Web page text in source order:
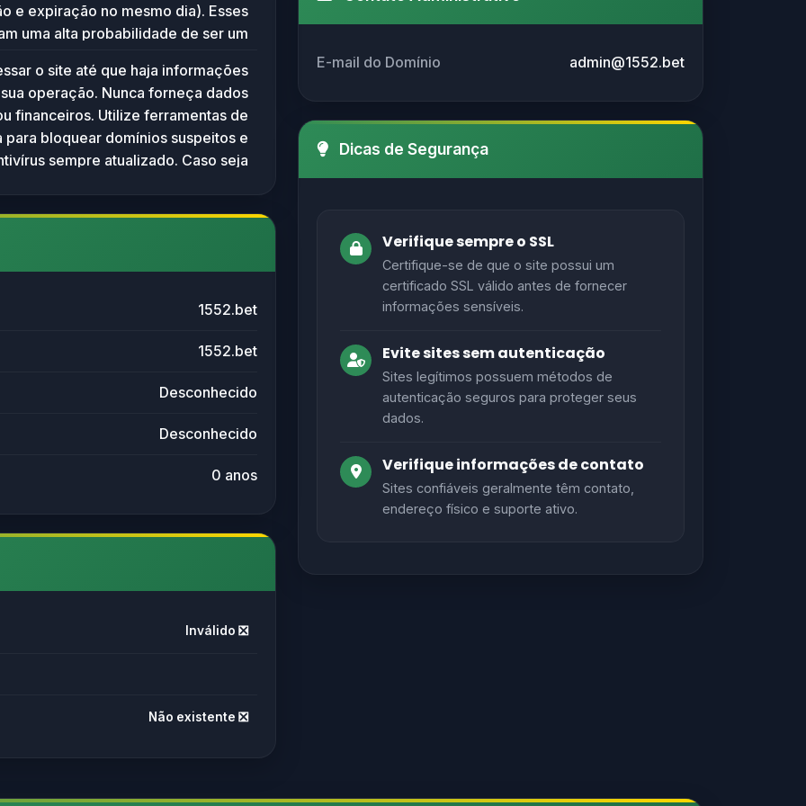
site, sugerindo que o domínio pode
pode ser mal configurado. Portanto,
serviços acessíveis associados no
momento.
e expiração no mesmo dia). Esses
uma alta probabilidade de ser um
fraudulentas, phishing ou malwares.
cautela ao tentar acessar ou utilizar
evitar fornecer dados pessoais ou
monitorar a situação caso o domínio
ser ativado no futuro. Idealmente, o
que haja evidências confiáveis de
o site até que haja informações
operação. Nunca forneça dados
financeiros. Utilize ferramentas de
para bloquear domínios suspeitos e
sempre atualizado. Caso seja
1552.bet
1552.bet
Desconhecido
Desconhecido
0 anos
Inválido ❎
Não existente ❎
E-mail do Domínio admin@1552.bet
Dicas de Segurança
Verifique sempre o SSL
Certifique-se de que o site possui um
certificado SSL válido antes de fornecer
informações sensíveis.
Evite sites sem autenticação
Sites legítimos possuem métodos de
autenticação seguros para proteger seus
dados.
Verifique informações de contato
Sites confiáveis geralmente têm contato,
endereço físico e suporte ativo.